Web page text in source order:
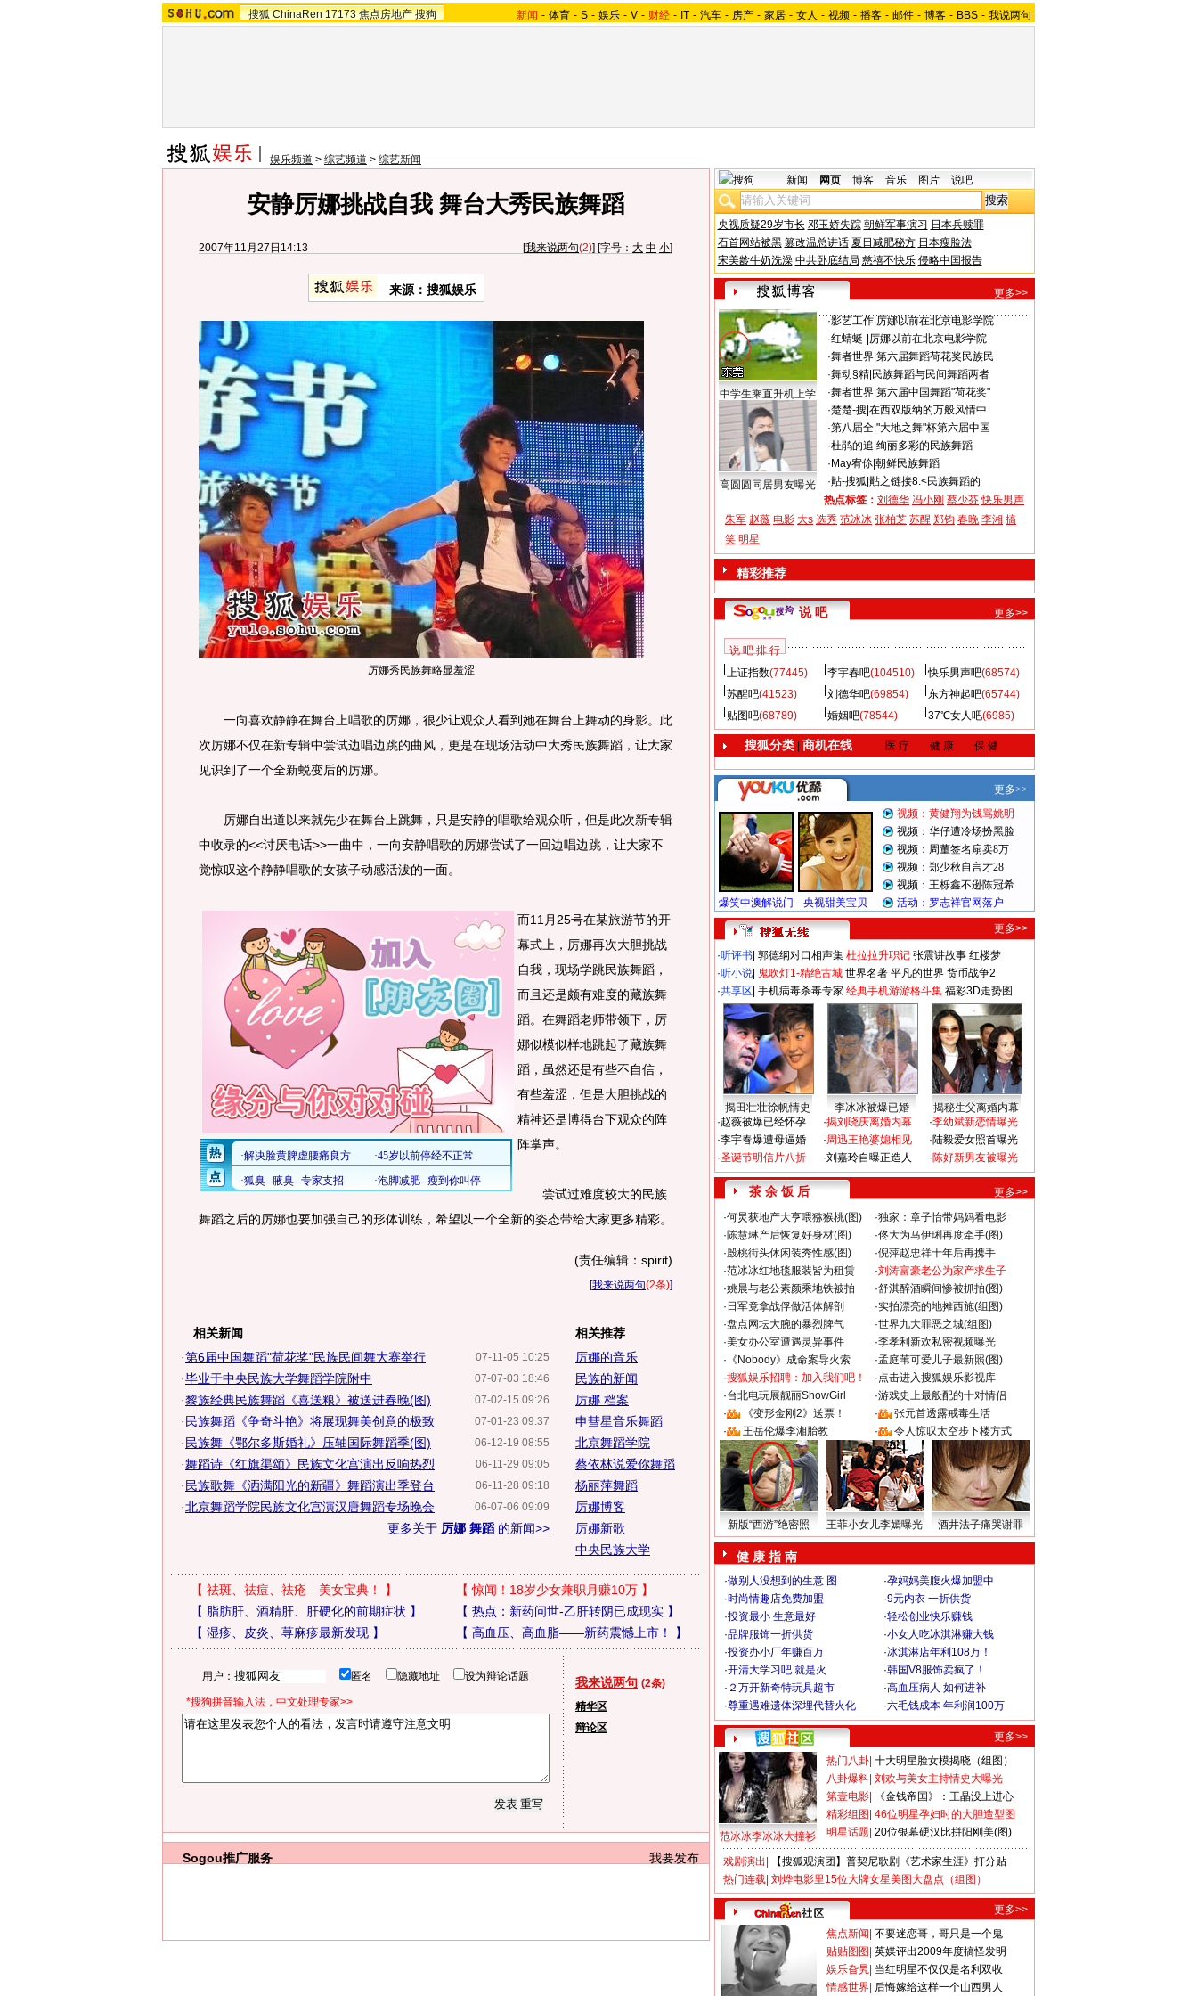
搜狐 ChinaRen 17173 焦点房地产 搜狗 新闻 - 体育 - S - 娱乐 - V - 财经 - IT - 汽车 - 房产 - 家居 - 女人 - 视频 - 播客 - 邮件 - 博客 - BBS - 我说两句
娱乐频道 > 综艺频道 > 综艺新闻
安静厉娜挑战自我 舞台大秀民族舞蹈
2007年11月27日14:13 [我来说两句(2)] [字号： 大 中 小]
来源：搜狐娱乐
厉娜秀民族舞略显羞涩
一向喜欢静静在舞台上唱歌的厉娜，很少让观众人看到她在舞台上舞动的身影。此
次厉娜不仅在新专辑中尝试边唱边跳的曲风，更是在现场活动中大秀民族舞蹈，让大家
见识到了一个全新蜕变后的厉娜。
厉娜自出道以来就先少在舞台上跳舞，只是安静的唱歌给观众听，但是此次新专辑
中收录的<<讨厌电话>>一曲中，一向安静唱歌的厉娜尝试了一回边唱边跳，让大家不
觉惊叹这个静静唱歌的女孩子动感活泼的一面。
而11月25号在某旅游节的开
幕式上，厉娜再次大胆挑战
自我，现场学跳民族舞蹈，
而且还是颇有难度的藏族舞
蹈。在舞蹈老师带领下，厉
娜似模似样地跳起了藏族舞
蹈，虽然还是有些不自信，
有些羞涩，但是大胆挑战的
精神还是博得台下观众的阵
阵掌声。
尝试过难度较大的民族
舞蹈之后的厉娜也要加强自己的形体训练，希望以一个全新的姿态带给大家更多精彩。
(责任编辑：spirit)
[我来说两句(2条)]
相关新闻
07-11-05 10:25
·第6届中国舞蹈"荷花奖"民族民间舞大赛举行
07-07-03 18:46
·毕业于中央民族大学舞蹈学院附中
07-02-15 09:26
·黎族经典民族舞蹈《喜送粮》被送进春晚(图)
07-01-23 09:37
· 民族舞蹈《争奇斗艳》将展现舞美创意的极致
06-12-19 08:55
· 民族舞《鄂尔多斯婚礼》压轴国际舞蹈季(图)
06-11-29 09:05
·舞蹈诗《红旗渠颂》民族文化宫演出反响热烈
06-11-28 09:18
· 民族歌舞《洒满阳光的新疆》舞蹈演出季登台
06-07-06 09:09
·北京舞蹈学院民族文化宫演汉唐舞蹈专场晚会
更多关于 厉娜 舞蹈 的新闻>>
相关推荐
厉娜的音乐
民族的新闻
厉娜 档案
申彗星音乐舞蹈
北京舞蹈学院
蔡依林说爱你舞蹈
杨丽萍舞蹈
厉娜博客
厉娜新歌
中央民族大学
【 祛斑、祛痘、祛疮—美女宝典！ 】 【惊闻！18岁少女兼职月赚10万】
【 脂肪肝、酒精肝、肝硬化的前期症状 】 【 热点：新药问世-乙肝转阴已成现实】
【 湿疹、皮炎、荨麻疹最新发现】 【 高血压、高血脂——新药震憾上市！ 】
用户： 匿名 隐藏地址 设为辩论话题
*搜狗拼音输入法，中文处理专家>>
我来说两句 (2条)
精华区
辩论区
我要发布
Sogou推广服务
新闻 网页 博客 音乐 图片 说吧
央视质疑29岁市长 邓玉娇失踪 朝鲜军事演习 日本兵赎罪
石首网站被黑 篡改温总讲话 夏日减肥秘方 日本瘦脸法
宋美龄牛奶洗澡 中共卧底结局 慈禧不快乐 侵略中国报告
更多>>
中学生乘直升机上学
高圆圆同居男友曝光
·影艺工作| 厉娜以前在北京电影学院
·红蜻蜓-| 厉娜以前在北京电影学院
·舞者世界| 第六届舞蹈荷花奖民族民
·舞动§精| 民族舞蹈与民间舞蹈两者
·舞者世界| 第六届中国舞蹈"荷花奖"
·楚楚-搜 在西双版纳的万般风情中
·第八届全| "大地之舞"杯第六届中国
·杜鹃的追 绚丽多彩的民族舞蹈
· May宥伱| 朝鲜民族舞蹈
·黇-搜狐 黇之链接8:<民族舞蹈的
热点标签： 刘德华 冯小刚 蔡少芬 快乐男声
朱军 赵薇 电影 大s 选秀 范冰冰 张柏芝 苏醒 郑钧 春晚 李湘 搞
笑 明星
精彩推荐
说 吧 更多>>
说 吧 排 行
上证指数(77445) 李宇春吧(104510) 快乐男声吧(68574)
苏醒吧(41523) 刘德华吧(69854) 东方神起吧(65744)
贴图吧(68789) 婚姻吧(78544) 37℃女人吧(6985)
搜狐分类| 商机在线 医 疗 健 康 保 健
更多>>
·听评书 郭德纲对口相声集 杜拉拉升职记 张震讲故事 红楼梦
·听小说 鬼吹灯1-精绝古城 世界名著 平凡的世界 货币战争2
·共享区 手机病毒杀毒专家 经典手机游游格斗集 福彩3D走势图
揭田壮壮徐帆情史 李冰冰被爆已婚
揭秘生父离婚内幕
·赵薇被爆已经怀孕
·李宇春爆遭母逼婚
·圣诞节明信片八折
·揭刘晓庆离婚内幕
·周迅王艳婆媳相见
·刘嘉玲自曝正造人
·李幼斌新恋情曝光
·陆毅爱女照首曝光
·陈好新男友被曝光
茶 余 饭 后
更多>>
·何炅获地产大亨喂猕猴桃(图) ·独家：章子怡带妈妈看电影
·陈慧琳产后恢复好身材(图) ·佟大为马伊琍再度牵手(图)
·殷桃街头休闲装秀性感(图) ·倪萍赵忠祥十年后再携手
·范冰冰红地毯服装皆为租赁 ·刘涛富豪老公为家产求生子
·姚晨与老公素颜乘地铁被拍 ·舒淇醉酒瞬间惨被抓拍(图)
· 日军竟拿战俘做活体解剖 ·实拍漂亮的地摊西施(组图)
·盘点网坛大腕的暴烈脾气 ·世界九大罪恶之城(组图)
·美女办公室遭遇灵异事件 ·李孝利新欢私密视频曝光
· 《Nobody》成命案导火索 ·孟庭苇可爱儿子最新照(图)
·搜狐娱乐招聘：加入我们吧！ ·点击进入搜狐娱乐影视库
·台北电玩展靓丽ShowGirl ·游戏史上最般配的十对情侣
·
《变形金刚2》送票！ ·
张元首透露戒毒生活
·
王岳伦爆李湘胎教 · 令人惊叹太空步下楼方式
新版“西游”绝密照 王菲小女儿李嫣曝光 酒井法子痛哭谢罪
健 康 指 南
·做别人没想到的生意 图 ·孕妈妈美腹火爆加盟中
·时尚情趣店免费加盟 ·9元内衣 一折供货
·投资最小 生意最好 ·轻松创业快乐赚钱
·品牌服饰一折供货 ·小女人吃冰淇淋赚大钱
·投资办小厂年赚百万 ·冰淇淋店年利108万！
·开清大学习吧 就是火 ·韩国V8服饰卖疯了！
· ２万开新奇特玩具超市 ·高血压病人 如何进补
·尊重遇难遗体深埋代替火化 ·六毛钱成本 年利润100万
更多>>
范冰冰李冰冰大撞衫
热门八卦 十大明星脸女模揭晓（组图）
八卦爆料 刘欢与美女主持情史大曝光
第壹电影
《金钱帝国》：王晶没上进心
精彩组图 46位明星孕妇时的大胆造型图
明星话题 20位银幕硬汉比拼阳刚美(图)
戏剧演出
【搜狐观演团】普契尼歌剧《艺术家生涯》打分贴
热门连载 刘烨电影里15位大牌女星美图大盘点（组图）
更多>>
焦点新闻 不要迷恋哥，哥只是一个鬼
贴贴图图 英媒评出2009年度搞怪发明
娱乐旮旯 当红明星不仅仅是名利双收
情感世界 后悔嫁给这样一个山西男人